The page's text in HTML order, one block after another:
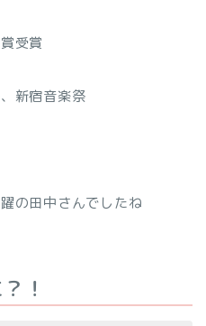
受賞
新宿音楽祭
の田中さんでしたね
！